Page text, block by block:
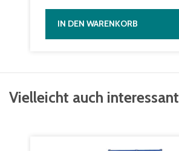
IN DEN WARENKORB
Vielleicht auch interessant